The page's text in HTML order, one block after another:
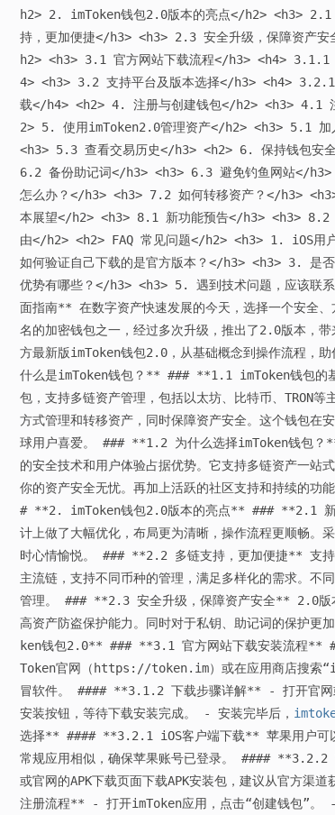
h2> 2. imToken钱包2.0版本的亮点</h2> <h3>
持，更加便捷</h3> <h3> 2.3 安全升级，保障资产
h2> <h3> 3.1 官方网站下载流程</h3> <h4>
4> <h3> 3.2 支持平台及版本选择</h3> <h4>
载</h4> <h2> 4. 注册与创建钱包</h2> <h3> 4.1
2> 5. 使用imToken2.0管理资产</h2> <h3> 5.1 加
<h3> 5.3 查看交易历史</h3> <h2> 6. 保持钱包安
6.2 备份助记词</h3> <h3> 6.3 避免钓鱼网站</
怎么办？</h3> <h3> 7.2 如何转移资产？</h3>
本展望</h2> <h3> 8.1 新功能预告</h3> <h3> 8.2
由</h2> <h2> FAQ 常见问题</h2> <h3> 1. iOS用
如何验证自己下载的是官方版本？</h3> <h3> 3. 是
优势有哪些？</h3> <h3> 5. 遇到技术问题，应该
面指南** 在数字资产快速发展的今天，选择一个安全
名的加密钱包之一，经过多次升级，推出了2.0版本，
方最新版imToken钱包2.0，从基础概念到操作流程
什么是imToken钱包？** ### **1.1 imToken钱包的
包，支持多链资产管理，包括以太坊、比特币、TRON
方式管理和转移资产，同时保障资产安全。这个钱包在
球用户喜爱。 ### **1.2 为什么选择imToken钱包？
的安全技术和用户体验占据优势。它支持多链资产一站
你的资产安全无忧。再加上活跃的社区支持和持续的
# **2. imToken钱包2.0版本的亮点** ### **2.1 新
计上做了大幅优化，布局更为清晰，操作流程更顺畅。
时心情愉悦。 ### **2.2 多链支持，更加便捷** 支持
主流链，支持不同币种的管理，满足多样化的需求。不
管理。 ### **2.3 安全升级，保障资产安全** 2.0版
高资产防盗保护能力。同时对于私钥、助记词的保
ken钱包2.0** ### **3.1 官方网站下载安装流程**
Token官网（https://token.im）或在应用商店搜索
冒软件。 #### **3.1.2 下载步骤详解** - 打开官
安装按钮，等待下载安装完成。 - 安装完毕后，
选择** #### **3.2.1 iOS客户端下载** 苹果用户可
常规应用相似，确保苹果账号已登录。 ####
或官网的APK下载页面下载APK安装包，建议从官
注册流程** - 打开imToken应用，点击“创建钱包”。 -